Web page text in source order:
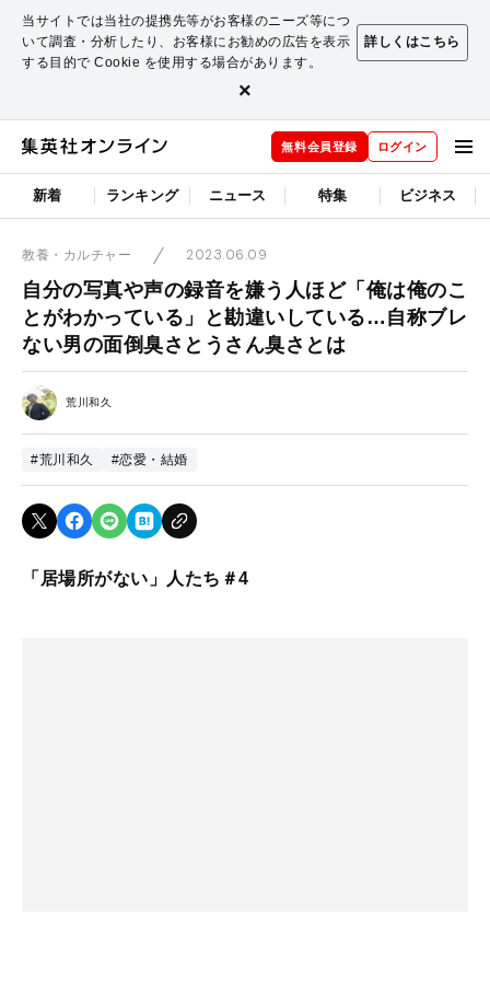
当サイトでは当社の提携先等がお客様のニーズ等につ
いて調査・分析したり、お客様にお勧めの広告を表示
する目的で Cookie を使用する場合があります。
詳しくはこちら
×
無料会員登録 ログイン
新着 ランキング ニュース 特集 ビジネス
教養・カルチャー 2023.06.09
自分の写真や声の録音を嫌う人ほど「俺は俺のこ
とがわかっている」と勘違いしている…自称ブレ
ない男の面倒臭さとうさん臭さとは
荒川和久
#荒川和久 #恋愛・結婚
「居場所がない」人たち＃4